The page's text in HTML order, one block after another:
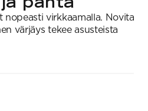
nopeasti virkkaamalla. Novita
värjäys tekee asusteista